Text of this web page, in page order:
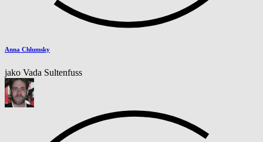
Anna Chlumsky
jako Vada Sultenfuss